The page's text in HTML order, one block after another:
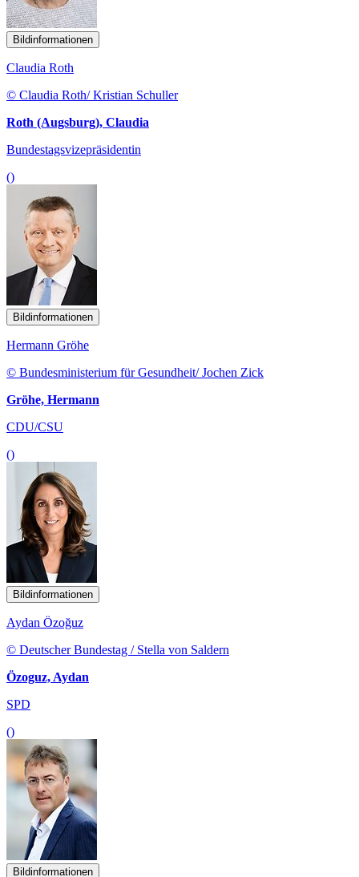
Bildinformationen
Claudia Roth
© Claudia Roth/ Kristian Schuller
Roth (Augsburg), Claudia
Bundestagsvizepräsidentin
()
Bildinformationen
Hermann Gröhe
© Bundesministerium für Gesundheit/ Jochen Zick
Gröhe, Hermann
CDU/CSU
()
Bildinformationen
Aydan Özoğuz
© Deutscher Bundestag / Stella von Saldern
Özoguz, Aydan
SPD
()
Bildinformationen